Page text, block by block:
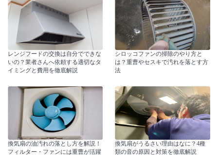
レンジフードの交換は自分でできな
いの？業者さんへ依頼する適切なタ
イミングと費用を徹底解説
シロッコファンの掃除のやり方と
は？重曹やセスキで汚れを落とす方
法
換気扇の油汚れの落とし方を解説！
フィルター・ファンには重曹が活躍
換気扇がうるさい理由はなに？4種
類の音の原因と対策を徹底解説